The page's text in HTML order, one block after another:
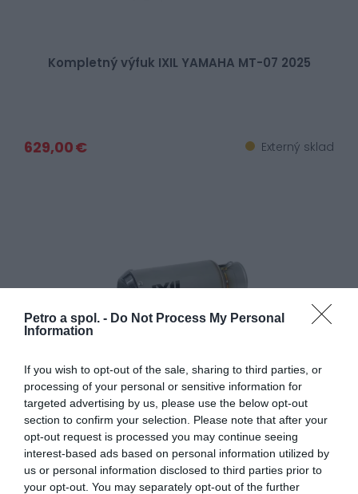
Petro a spol. - Do Not Process My Personal
Information
If you wish to opt-out of the sale, sharing to third parties, or
processing of your personal or sensitive information for
targeted advertising by us, please use the below opt-out
section to confirm your selection. Please note that after your
opt-out request is processed you may continue seeing
interest-based ads based on personal information utilized by
us or personal information disclosed to third parties prior to
your opt-out. You may separately opt-out of the further
Kompletný výfuk IXIL YAMAHA MT-07 2025
629,00 € Externý sklad
Kompletný výfuk IXIL YAMAHA MT-10 16-24
619,00 € Externý sklad